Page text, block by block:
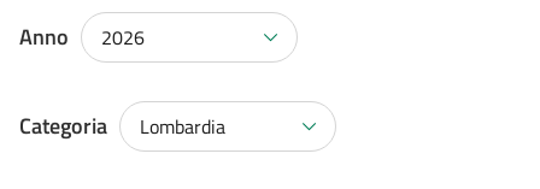
Anno 2026
Categoria Lombardia